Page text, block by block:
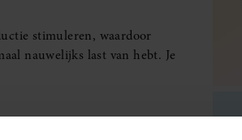
stimuleren, waardoor
nauwelijks last van hebt. Je